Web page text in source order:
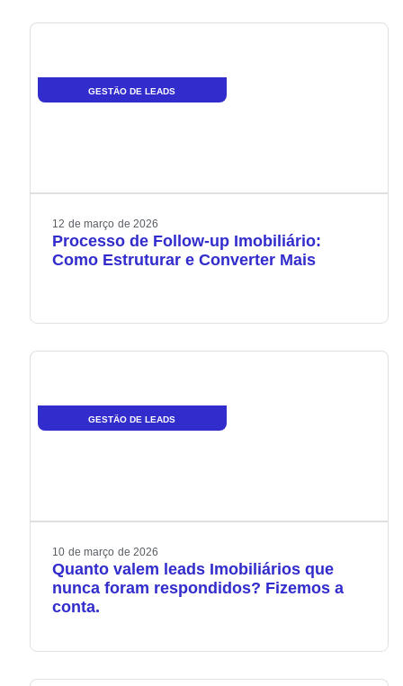
GESTÃO DE LEADS
12 de março de 2026
Processo de Follow-up Imobiliário:
Como Estruturar e Converter Mais
GESTÃO DE LEADS
10 de março de 2026
Quanto valem leads Imobiliários que
nunca foram respondidos? Fizemos a
conta.